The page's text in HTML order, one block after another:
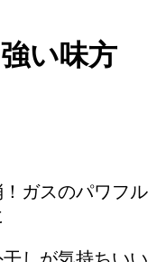
い味方
ガスのパワフル